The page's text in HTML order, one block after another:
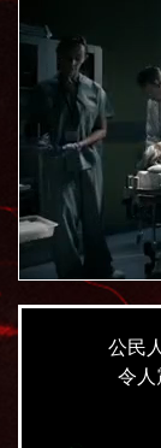
公民
令